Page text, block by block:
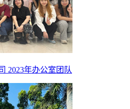
2023年办公室团队